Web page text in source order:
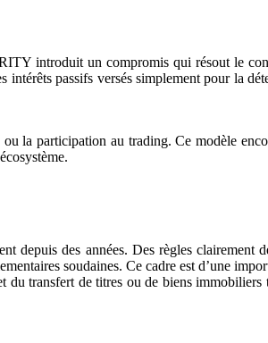
introduit un compromis qui résout le
passifs versés simplement pour la
la participation au trading. Ce modèle
depuis des années. Des règles clairement
soudaines. Ce cadre est d’une
transfert de titres ou de biens immobiliers